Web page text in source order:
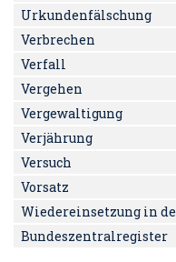
Urkundenfälschung
Verbrechen
Verfall
Vergehen
Vergewaltigung
Verjährung
Versuch
Vorsatz
Wiedereinsetzung in
Bundeszentralregister